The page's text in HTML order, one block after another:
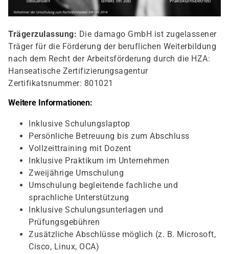
Trägerzulassung: Die damago GmbH ist zugelassener
Träger für die Förderung der beruflichen Weiterbildung
nach dem Recht der Arbeitsförderung durch die HZA:
Hanseatische Zertifizierungsagentur
Zertifikatsnummer: 801021
Weitere Informationen:
Inklusive Schulungslaptop
Persönliche Betreuung bis zum Abschluss
Vollzeittraining mit Dozent
Inklusive Praktikum im Unternehmen
Zweijährige Umschulung
Umschulung begleitende fachliche und
sprachliche Unterstützung
Inklusive Schulungsunterlagen und
Prüfungsgebühren
Zusätzliche Abschlüsse möglich (z. B. Microsoft,
Cisco, Linux, OCA)